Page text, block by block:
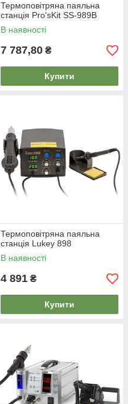
Термоповітряна паяльна
станція Pro'sKit SS-989B
В наявності
7 787,80 ₴
Купити
Термоповітряна паяльна
станція Lukey 898
В наявності
4 891 ₴
Купити